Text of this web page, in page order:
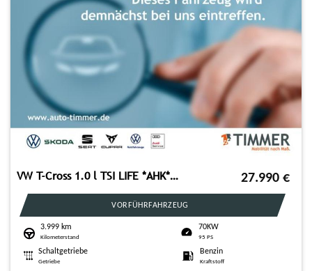
VW T-Cross 1.0 l TSI LIFE *AHK*NAVI*APP-CONNECT*RÜC 27.990 €
VORFÜHRFAHRZEUG
3.999 km
Kilometerstand
70KW
95 PS
Schaltgetriebe
Getriebe
Benzin
Kraftstoff